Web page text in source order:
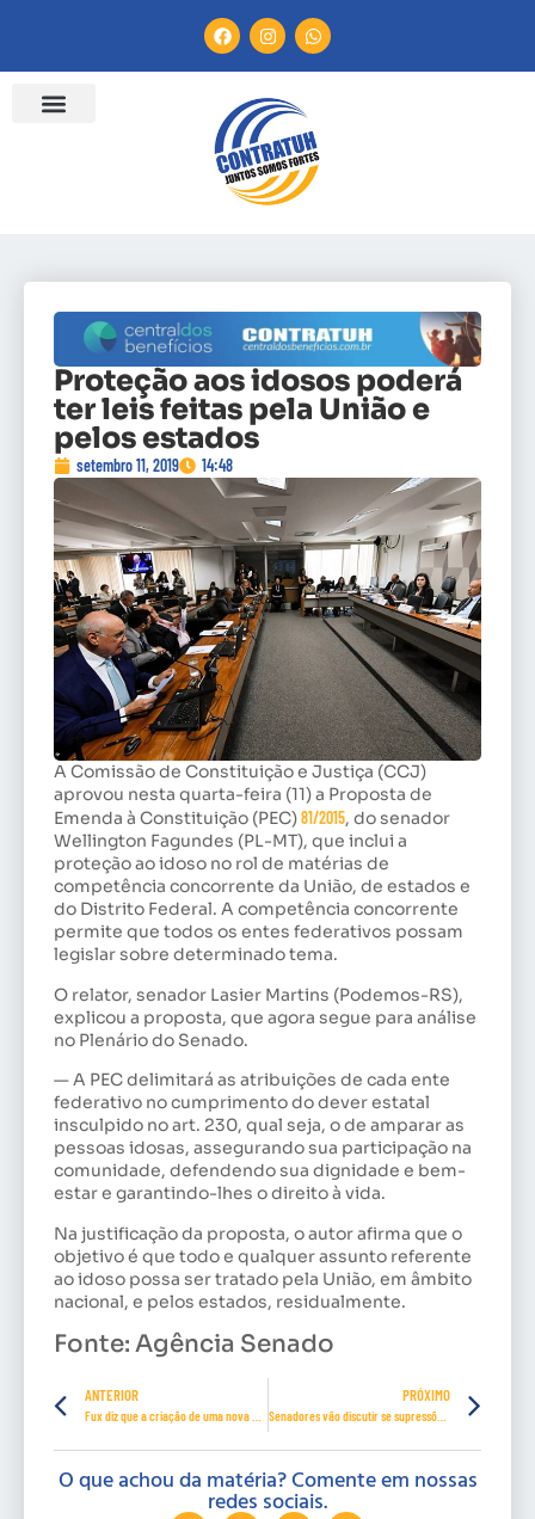
Proteção aos idosos poderá
ter leis feitas pela União e
pelos estados
setembro 11, 2019 14:48
A Comissão de Constituição e Justiça (CCJ)
aprovou nesta quarta-feira (11) a Proposta de
Emenda à Constituição (PEC)81/2015, do senador
Wellington Fagundes (PL-MT), que inclui a
proteção ao idoso no rol de matérias de
competência concorrente da União, de estados e
do Distrito Federal. A competência concorrente
permite que todos os entes federativos possam
legislar sobre determinado tema.
O relator, senador Lasier Martins (Podemos-RS),
explicou a proposta, que agora segue para análise
no Plenário do Senado.
— A PEC delimitará as atribuições de cada ente
federativo no cumprimento do dever estatal
insculpido no art. 230, qual seja, o de amparar as
pessoas idosas, assegurando sua participação na
comunidade, defendendo sua dignidade e bem-
estar e garantindo-lhes o direito à vida.
Na justificação da proposta, o autor afirma que o
objetivo é que todo e qualquer assunto referente
ao idoso possa ser tratado pela União, em âmbito
nacional, e pelos estados, residualmente.
Fonte: Agência Senado
ANTERIOR PRÓXIMO
Senadores vão discutir se supressões na PEC da Previdência alteram o mérito
O que achou da matéria? Comente em nossas
redes sociais.